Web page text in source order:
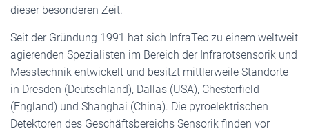
dieser besonderen Zeit.
Seit der Gründung 1991 hat sich InfraTec zu einem weltweit
agierenden Spezialisten im Bereich der Infrarotsensorik und
Messtechnik entwickelt und besitzt mittlerweile Standorte
in Dresden (Deutschland), Dallas (USA), Chesterfield
(England) und Shanghai (China). Die pyroelektrischen
Detektoren des Geschäftsbereichs Sensorik finden vor